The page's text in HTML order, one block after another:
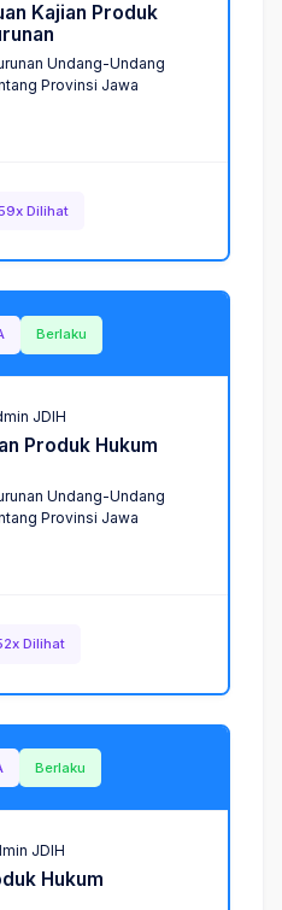
an Kajian Produk
runan
Undang-Undang
Provinsi Jawa
Dilihat
Berlaku
JDIH
an Prod u k H u kum
Undang-Undang
Provinsi Jawa
Dilihat
Berlaku
JDIH
duk Hukum